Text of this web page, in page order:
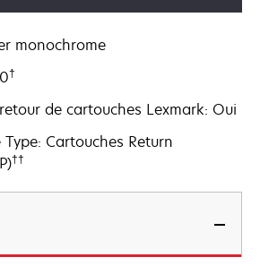
monochrome
†
de cartouches Lexmark: Oui
Cartouches Return
††